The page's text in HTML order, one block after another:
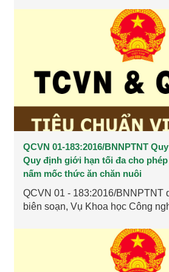
QCVN 01-183:2016/BNNPTNT
Quy định giới hạn tối đa cho
nấm mốc thức ăn chăn nuôi
QCVN 01 - 183:2016/BNNPTNT
biên soạn, Vụ Khoa học Công